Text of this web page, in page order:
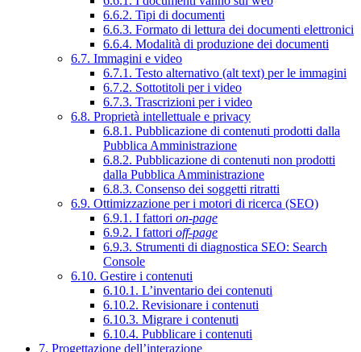
6.6.2. Tipi di documenti
6.6.3. Formato di lettura dei documenti elettronici
6.6.4. Modalità di produzione dei documenti
6.7. Immagini e video
6.7.1. Testo alternativo (alt text) per le immagini
6.7.2. Sottotitoli per i video
6.7.3. Trascrizioni per i video
6.8. Proprietà intellettuale e privacy
6.8.1. Pubblicazione di contenuti prodotti dalla
Pubblica Amministrazione
6.8.2. Pubblicazione di contenuti non prodotti
dalla Pubblica Amministrazione
6.8.3. Consenso dei soggetti ritratti
6.9. Ottimizzazione per i motori di ricerca (SEO)
6.9.1. I fattori on-page
6.9.2. I fattori off-page
6.9.3. Strumenti di diagnostica SEO: Search
Console
6.10. Gestire i contenuti
6.10.1. L’inventario dei contenuti
6.10.2. Revisionare i contenuti
6.10.3. Migrare i contenuti
6.10.4. Pubblicare i contenuti
7. Progettazione dell’interazione